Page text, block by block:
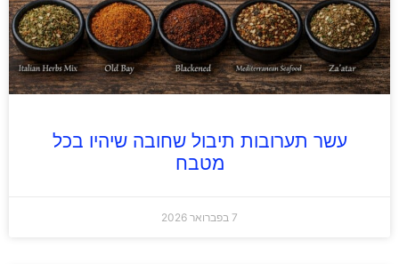
עשר תערובות תיבול שחובה שיהיו בכל
מטבח
7 בפברואר 2026